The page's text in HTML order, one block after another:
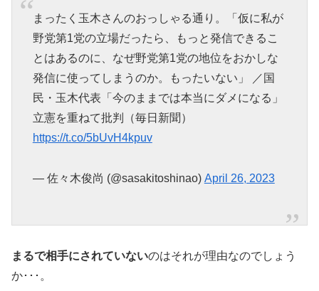
まったく玉木さんのおっしゃる通り。「仮に私が
野党第1党の立場だったら、もっと発信できるこ
とはあるのに、なぜ野党第1党の地位をおかしな
発信に使ってしまうのか。もったいない」 ／国
民・玉木代表「今のままでは本当にダメになる」
立憲を重ねて批判（毎日新聞）
https://t.co/5bUvH4kpuv
— 佐々木俊尚 (@sasakitoshinao) April 26, 2023
まるで相手にされていないのはそれが理由なのでしょう
か･･･。